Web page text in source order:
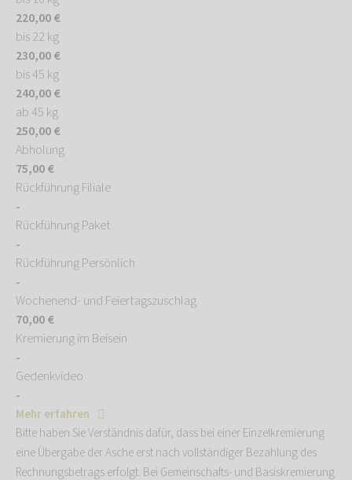
220,00 €
bis 22 kg
230,00 €
bis 45 kg
240,00 €
ab 45 kg
250,00 €
Abholung
75,00 €
Rückführung Filiale
-
Rückführung Paket
-
Rückführung Persönlich
-
Wochenend- und Feiertagszuschlag
70,00 €
Kremierung im Beisein
-
Gedenkvideo
-
Mehr erfahren
Bitte haben Sie Verständnis dafür, dass bei einer Einzelkremierung
eine Übergabe der Asche erst nach vollständiger Bezahlung des
Rechnungsbetrags erfolgt. Bei Gemeinschafts- und Basiskremierung